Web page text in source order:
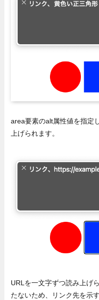
area要素のalt属性値を指定
上げられます。
URLを一文字ずつ読み上げ
たないため、リンク先を示